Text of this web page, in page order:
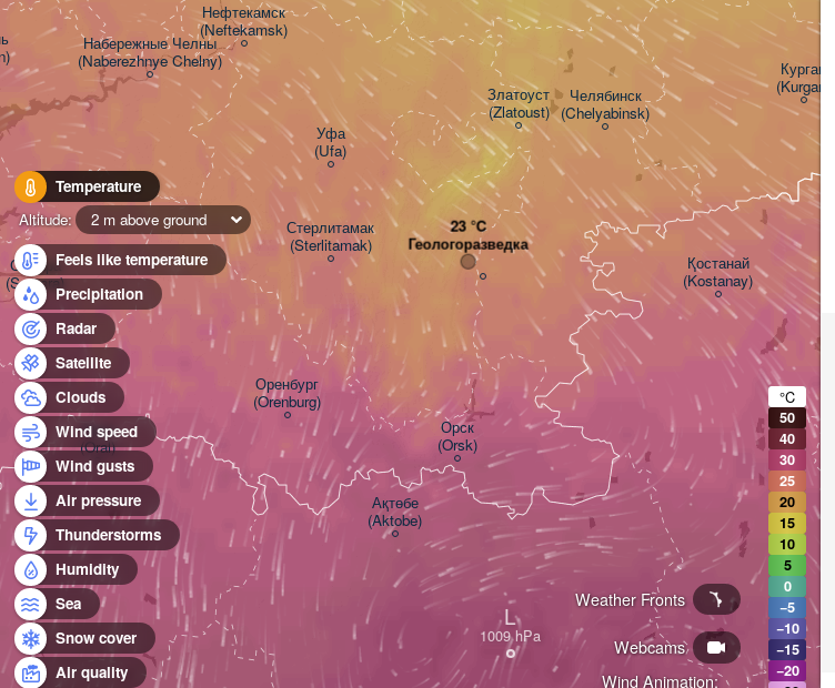
Temperature
Altitude:
2 m above ground
Feels like temperature
Precipitation
Radar
Satellite
Clouds
Wind speed
Wind gusts
Air pressure
Thunderstorms
Humidity
Sea
Snow cover
Air quality
Wind Animation:
Webcams
Weather Fronts
Нефтекамск
(Neftekamsk)
Самара
(Samara)
Уфа
(Ufa)
Оренбург
(Orenburg)
Набережные Челны
(Naberezhnye Chelny)
Стерлитамак
(Sterlitamak)
Орал
(Oral)
Челябинск
(Chelyabinsk)
Ақтөбе
(Aktobe)
Орск
(Orsk)
Қостанай
(Kostanay)
Златоуст
(Zlatoust)
Курган
(Kurgan)
Геологоразведка
L
°C
50
40
30
25
20
15
10
5
0
−5
−10
−15
−20